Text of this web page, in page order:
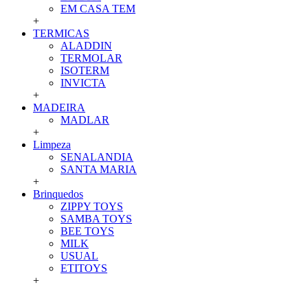
EM CASA TEM
+
TERMICAS
ALADDIN
TERMOLAR
ISOTERM
INVICTA
+
MADEIRA
MADLAR
+
Limpeza
SENALANDIA
SANTA MARIA
+
Brinquedos
ZIPPY TOYS
SAMBA TOYS
BEE TOYS
MILK
USUAL
ETITOYS
+